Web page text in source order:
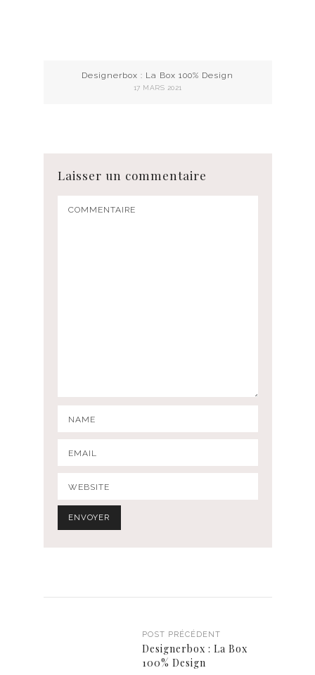
Designerbox : La Box 100% Design
17 MARS 2021
Laisser un commentaire
POST PRÉCÉDENT
Designerbox : La Box
100% Design